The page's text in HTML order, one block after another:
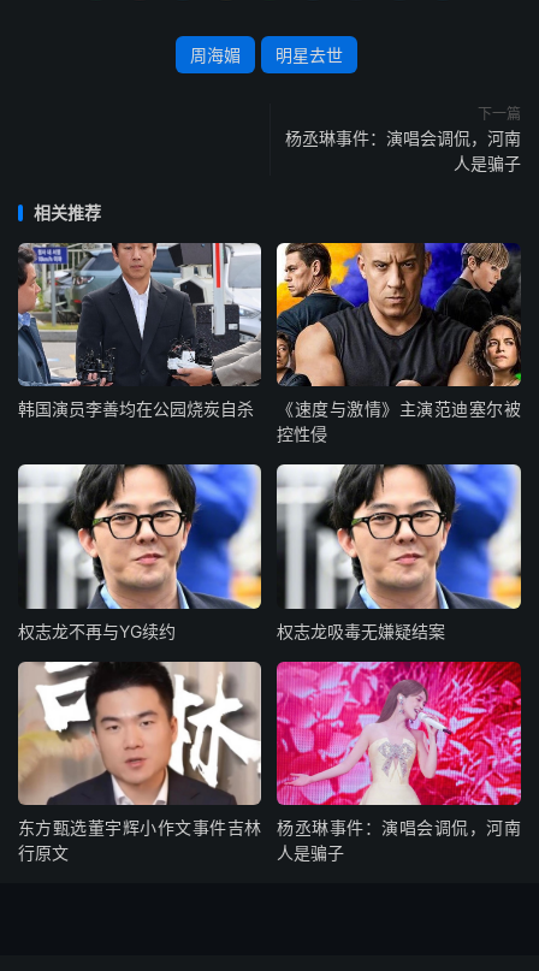
周海媚 明星去世
下一篇
杨丞琳事件：演唱会调侃，河南
人是骗子
相关推荐
韩国演员李善均在公园烧炭自杀
《速度与激情》主演范迪塞尔被
控性侵
权志龙不再与YG续约 权志龙吸毒无嫌疑结案
东方甄选董宇辉小作文事件吉林
行原文
杨丞琳事件：演唱会调侃，河南
人是骗子